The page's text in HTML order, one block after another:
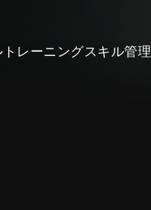
トレーニングスキル管理